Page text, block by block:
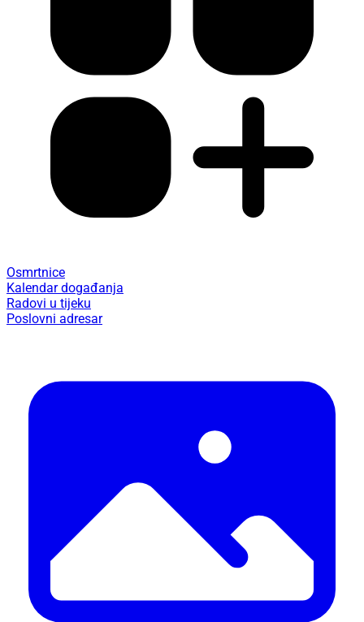
Osmrtnice
Kalendar događanja
Radovi u tijeku
Poslovni adresar